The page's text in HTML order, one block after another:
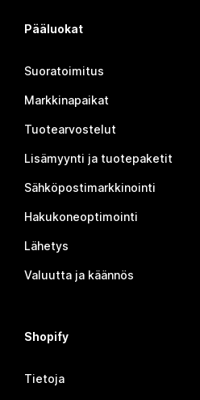
Pääluokat
Suoratoimitus
Markkinapaikat
Tuotearvostelut
Lisämyynti ja tuotepaketit
Sähköpostimarkkinointi
Hakukoneoptimointi
Lähetys
Valuutta ja käännös
Shopify
Tietoja